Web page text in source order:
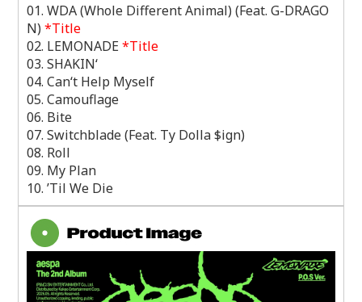
01. WDA (Whole Different Animal) (Feat. G-DRAGO
N) *Title
02. LEMONADE *Title
03. SHAKIN‘
04. Can‘t Help Myself
05. Camouflage
06. Bite
07. Switchblade (Feat. Ty Dolla $ign)
08. Roll
09. My Plan
10. ’Til We Die